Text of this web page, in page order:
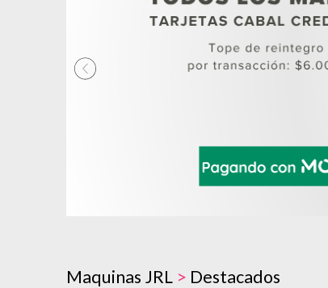
Maquinas JRL > Destacados